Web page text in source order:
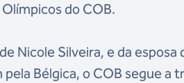
do COB.
Nicole Silveira, e da
Bélgica, o COB segue a